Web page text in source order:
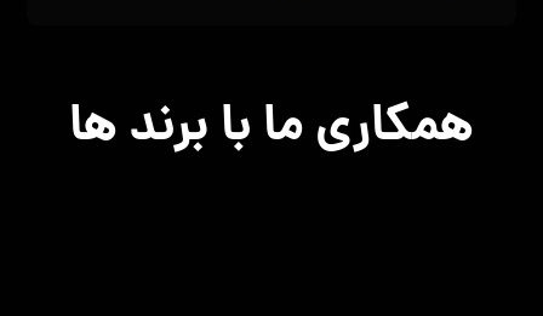
همکاری ما با برند ها